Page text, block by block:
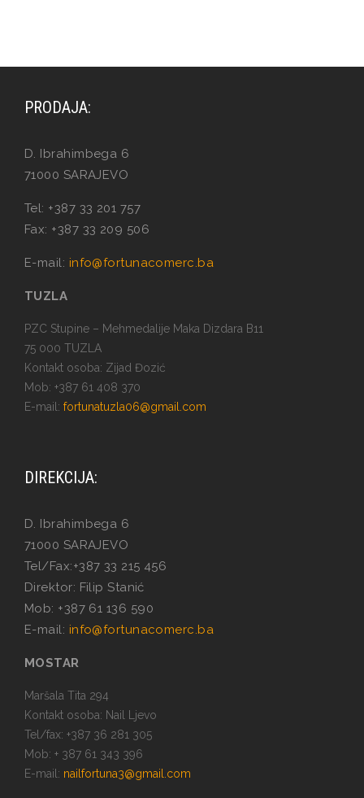
PRODAJA:
D. Ibrahimbega 6
71000 SARAJEVO
Tel: +387 33 201 757
Fax: +387 33 209 506
E-mail: info@fortunacomerc.ba
TUZLA
PZC Stupine – Mehmedalije Maka Dizdara B11
75 000 TUZLA
Kontakt osoba: Zijad Đozić
Mob: +387 61 408 370
E-mail: fortunatuzla06@gmail.com
DIREKCIJA:
D. Ibrahimbega 6
71000 SARAJEVO
Tel/Fax:+387 33 215 456
Direktor: Filip Stanić
Mob: +387 61 136 590
E-mail: info@fortunacomerc.ba
MOSTAR
Maršala Tita 294
Kontakt osoba: Nail Ljevo
Tel/fax: +387 36 281 305
Mob: + 387 61 343 396
E-mail: nailfortuna3@gmail.com